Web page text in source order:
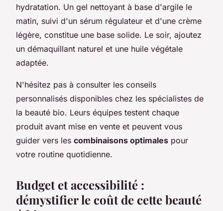
hydratation. Un gel nettoyant à base d'argile le
matin, suivi d'un sérum régulateur et d'une crème
légère, constitue une base solide. Le soir, ajoutez
un démaquillant naturel et une huile végétale
adaptée.
N'hésitez pas à consulter les conseils
personnalisés disponibles chez les spécialistes de
la beauté bio. Leurs équipes testent chaque
produit avant mise en vente et peuvent vous
guider vers les combinaisons optimales pour
votre routine quotidienne.
Budget et accessibilité :
démystifier le coût de cette beauté